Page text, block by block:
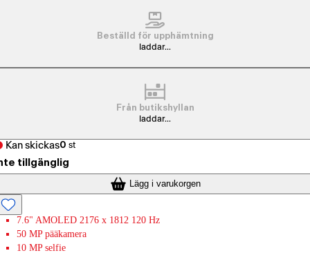
Beställd för upphämtning
laddar...
Från butikshyllan
laddar...
Kan skickas0 st
tillgänglig
Lägg i varukorgen
7.6" AMOLED 2176 x 1812 120 Hz
50 MP pääkamera
10 MP selfie